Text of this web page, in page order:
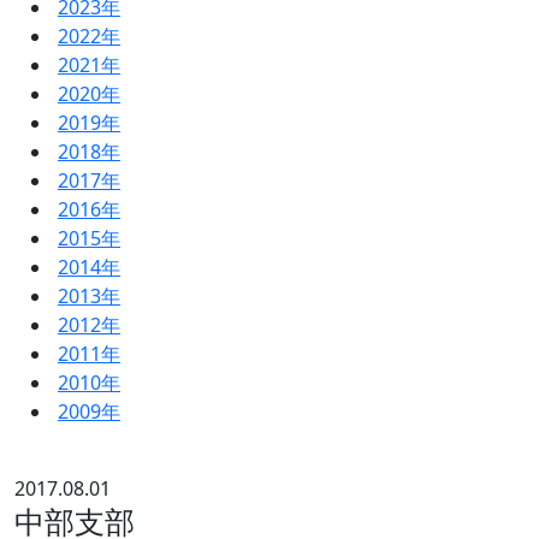
2023年
2022年
2021年
2020年
2019年
2018年
2017年
2016年
2015年
2014年
2013年
2012年
2011年
2010年
2009年
2017.08.01
中部支部